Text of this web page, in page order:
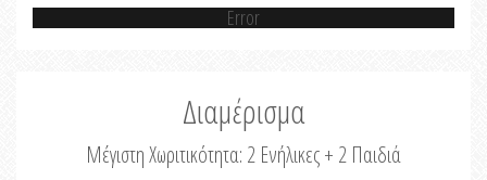
Error
Διαμέρισμα
Μέγιστη Χωριτικότητα: 2 Ενήλικες + 2 Παιδιά